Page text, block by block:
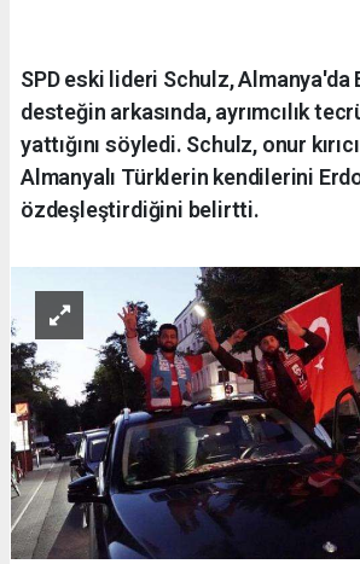
SPD eski lideri Schulz, Almanya'da
desteğin arkasında, ayrımcılık
yattığını söyledi. Schulz, onur
Almanyalı Türklerin kendilerini
özdeşleştirdiğini belirtti.